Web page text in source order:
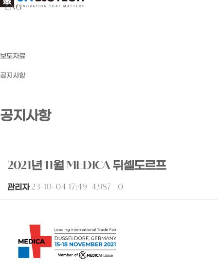
ENG
보도자료
공지사항
공지사항
2021년 11월 MEDICA 뒤셀도르프
관리자 23-10-04 17:49 4,987 0